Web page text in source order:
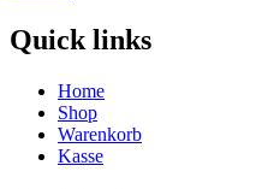
Quick links
Home
Shop
Warenkorb
Kasse